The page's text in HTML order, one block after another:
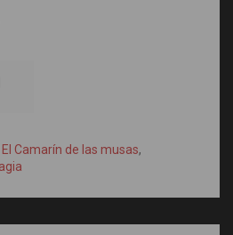
El Camarín de las musas,